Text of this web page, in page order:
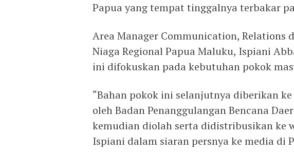
Papua yang tempat tinggalnya terbakar
Area Manager Communication, Relations
Niaga Regional Papua Maluku, Ispiani
ini difokuskan pada kebutuhan pokok
“Bahan pokok ini selanjutnya diberikan
oleh Badan Penanggulangan Bencana
kemudian diolah serta didistribusikan ke
Ispiani dalam siaran persnya ke media di